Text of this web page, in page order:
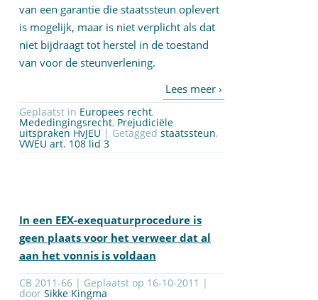
van een garantie die staatssteun oplevert
is mogelijk, maar is niet verplicht als dat
niet bijdraagt tot herstel in de toestand
van voor de steunverlening.
Geplaatst in Europees recht,
Mededingingsrecht, Prejudiciële
uitspraken HvJEU | Getagged staatssteun,
VWEU art. 108 lid 3
In een EEX-exequaturprocedure is
geen plaats voor het verweer dat al
aan het vonnis is voldaan
CB 2011-66 | Geplaatst op 16-10-2011 |
door Sikke Kingma